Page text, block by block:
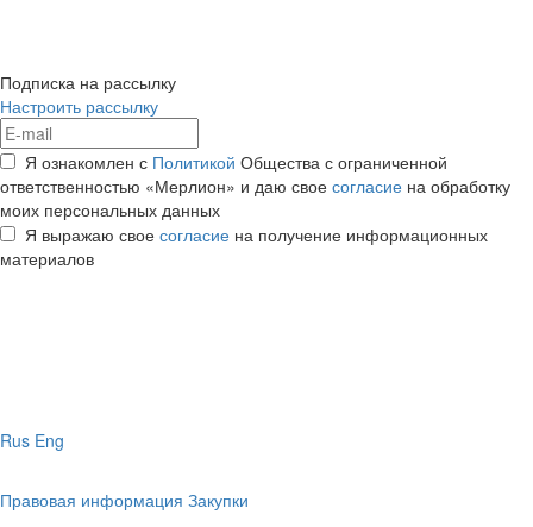
Подписка на рассылку
Настроить рассылку
Я ознакомлен с Политикой Общества с ограниченной
ответственностью «Мерлион» и даю свое согласие на обработку
моих персональных данных
Я выражаю свое согласие на получение информационных
материалов
Rus Eng
Правовая информация Закупки